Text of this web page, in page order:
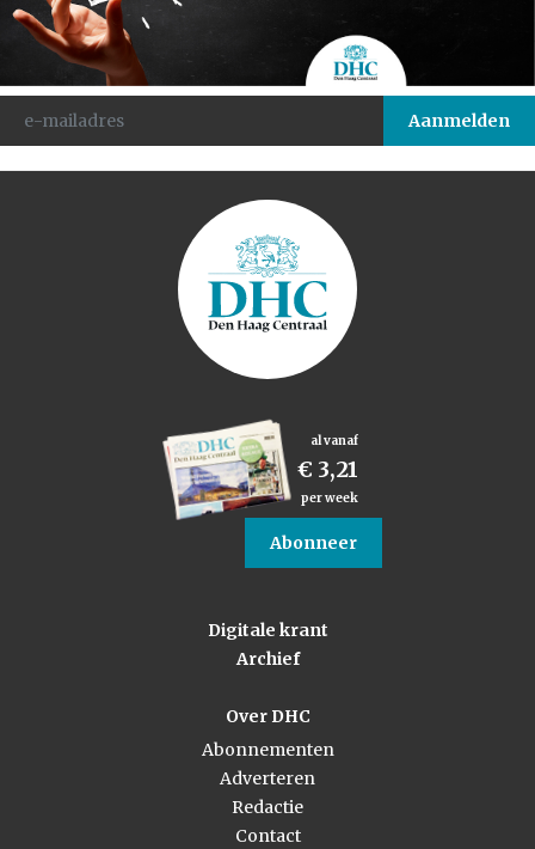
al vanaf
€ 3,21
per week
Abonneer
Digitale krant
Archief
Over DHC
Abonnementen
Adverteren
Redactie
Contact